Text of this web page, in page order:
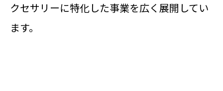
クセサリーに特化した事業を広く展開してい
ます。